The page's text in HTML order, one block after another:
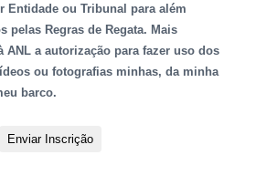
Entidade ou Tribunal para além
pelas Regras de Regata. Mais
ANL a autorização para fazer uso dos
ou fotografias minhas, da minha
barco.
Enviar Inscrição